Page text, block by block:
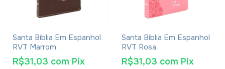
Santa Bíblia Em Espanhol
RVT Marrom
R$31,03 com Pix
Santa Bíblia Em Espanhol
RVT Rosa
R$31,03 com Pix